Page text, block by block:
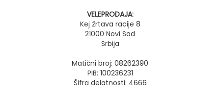
VELEPRODAJA:
Kej žrtava racije 8
21000 Novi Sad
Srbija
Matični broj: 08262390
PIB: 100236231
Šifra delatnosti: 4666